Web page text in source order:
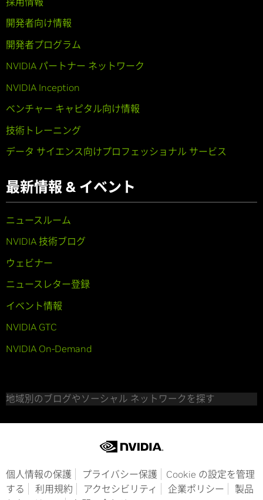
開発者向け情報
開発者プログラム
NVIDIA パートナー ネットワーク
NVIDIA Inception
ベンチャー キャピタル向け情報
技術トレーニング
データ サイエンス向けプロフェッショナル サービス
最新情報 & イベント
ニュースルーム
NVIDIA 技術ブログ
ウェビナー
ニュースレター登録
イベント情報
NVIDIA GTC
NVIDIA On-Demand
地域別のブログやソーシャル ネットワークを探す
個人情報の保護 プライバシー保護
Cookie の設定を管理
する
利用規約 アクセシビリティ 企業ポリシー
製品